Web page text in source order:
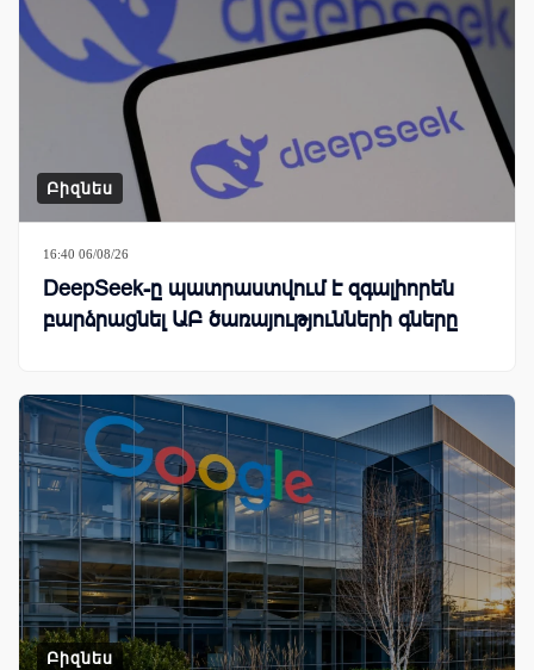
Բիզնես
16:40 06/08/26
DeepSeek-ը պատրաստվում է զգալիորեն
բարձրացնել ԱԲ ծառայությունների գները
Բիզնես